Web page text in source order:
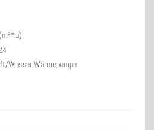
Wasser Wärmepumpe